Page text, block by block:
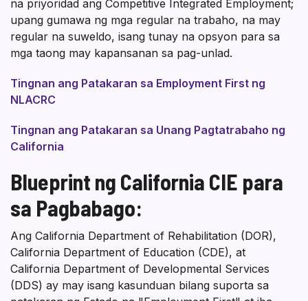
na priyoridad ang Competitive Integrated Employment;
upang gumawa ng mga regular na trabaho, na may
regular na suweldo, isang tunay na opsyon para sa
mga taong may kapansanan sa pag-unlad.
Tingnan ang Patakaran sa Employment First ng
NLACRC
Tingnan ang Patakaran sa Unang Pagtatrabaho ng
California
Blueprint ng California CIE para
sa Pagbabago:
Ang California Department of Rehabilitation (DOR),
California Department of Education (CDE), at
California Department of Developmental Services
(DDS) ay may isang kasunduan bilang suporta sa